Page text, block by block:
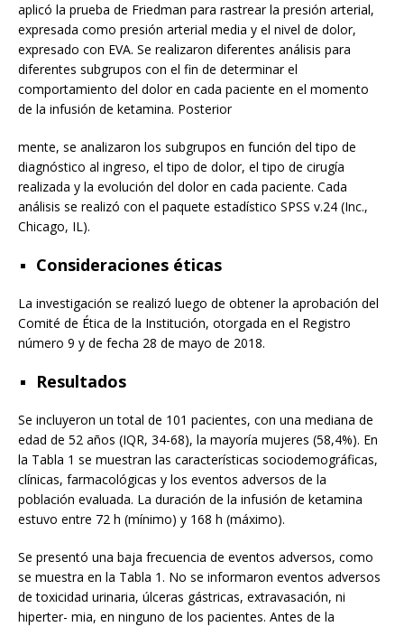
aplicó la prueba de Friedman para rastrear la presión arterial,
expresada como presión arterial media y el nivel de dolor,
expresado con EVA. Se realizaron diferentes análisis para
diferentes subgrupos con el fin de determinar el
comportamiento del dolor en cada paciente en el momento
de la infusión de ketamina. Posterior
mente, se analizaron los subgrupos en función del tipo de
diagnóstico al ingreso, el tipo de dolor, el tipo de cirugía
realizada y la evolución del dolor en cada paciente. Cada
análisis se realizó con el paquete estadístico SPSS v.24 (Inc.,
Chicago, IL).
Consideraciones éticas
La investigación se realizó luego de obtener la aprobación del
Comité de Ética de la Institución, otorgada en el Registro
número 9 y de fecha 28 de mayo de 2018.
Resultados
Se incluyeron un total de 101 pacientes, con una mediana de
edad de 52 años (IQR, 34-68), la mayoría mujeres (58,4%). En
la Tabla 1 se muestran las características sociodemográficas,
clínicas, farmacológicas y los eventos adversos de la
población evaluada. La duración de la infusión de ketamina
estuvo entre 72 h (mínimo) y 168 h (máximo).
Se presentó una baja frecuencia de eventos adversos, como
se muestra en la Tabla 1. No se informaron eventos adversos
de toxicidad urinaria, úlceras gástricas, extravasación, ni
hiperter- mia, en ninguno de los pacientes. Antes de la